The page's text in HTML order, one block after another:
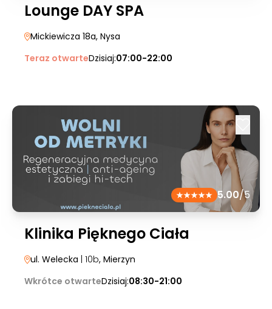
Lounge DAY SPA
Mickiewicza 18a, Nysa
Teraz otwarteDzisiaj:07:00-22:00
5.00/5
Klinika Pięknego Ciała
ul. Welecka | 10b, Mierzyn
Wkrótce otwarteDzisiaj:08:30-21:00